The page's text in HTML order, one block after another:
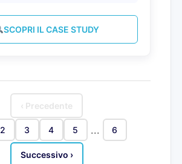
SCOPRI IL CASE STUDY
‹ Precedente
2 3 4 5 ... 6
Successivo ›